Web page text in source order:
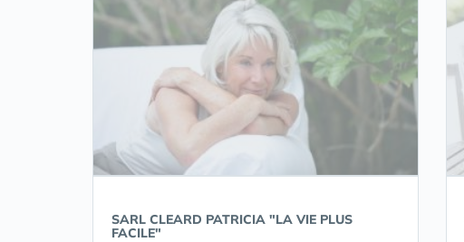
SARL CLEARD PATRICIA "LA VIE PLUS
FACILE"